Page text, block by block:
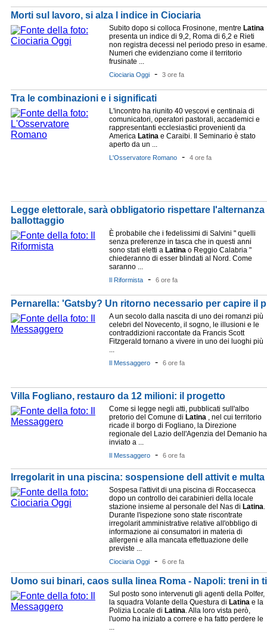
Morti sul lavoro, si alza l indice in Ciociaria
Subito dopo si colloca Frosinone, mentre Latina
presenta un indice di 9,2, Roma di 6,2 e Rieti
non registra decessi nel periodo preso in esame.
Numeri che evidenziano come il territorio
frusinate ...
Ciociaria Oggi - 3 ore fa
Tra le combinazioni e i significati
L'incontro ha riunito 40 vescovi e centinaia di
comunicatori, operatori pastorali, accademici e
rappresentanti ecclesiastici provenienti da
America Latina e Caraibi. Il Seminario è stato
aperto da un ...
L'Osservatore Romano - 4 ore fa
Legge elettorale, sarà obbligatorio rispettare
ballottaggio
È probabile che i fedelissimi di Salvini " quelli
senza preferenze in tasca che in questi anni
sono stati eletti a Latina o Reggio Calabria "
chiederanno di esser blindati al Nord. Come
saranno ...
Il Riformista - 6 ore fa
Pernarella: 'Gatsby? Un ritorno necessario per capire il
A un secolo dalla nascita di uno dei romanzi più
celebri del Novecento, il sogno, le illusioni e le
contraddizioni raccontate da Francis Scott
Fitzgerald tornano a vivere in uno dei luoghi più
...
Il Messaggero - 6 ore fa
Villa Fogliano, restauro da 12 milioni: il progetto
Come si legge negli atti, pubblicati sull'albo
pretorio del Comune di Latina , nel cui territorio
ricade il borgo di Fogliano, la Direzione
regionale del Lazio dell'Agenzia del Demanio ha
inviato a ...
Il Messaggero - 6 ore fa
Irregolarit in una piscina: sospensione dell attivit e multa
Sospesa l'attivit di una piscina di Roccasecca
dopo un controllo dei carabinieri della locale
stazione insieme al personale del Nas di Latina.
Durante l'ispezione sono state riscontrate
irregolarit amministrative relative all'obbligo di
informazione ai consumatori in materia di
allergeni e alla mancata effettuazione delle
previste ...
Ciociaria Oggi - 6 ore fa
Uomo sui binari, caos sulla linea Roma - Napoli: treni in
Sul posto sono intervenuti gli agenti della Polfer,
la squadra Volante della Questura di Latina e la
Polizia Locale di Latina. Alla loro vista però,
l'uomo ha iniziato a correre e ha fatto perdere le
...